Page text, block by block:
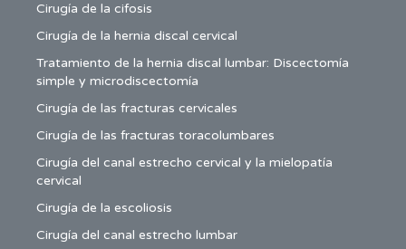
Cirugía de la cifosis
Cirugía de la hernia discal cervical
Tratamiento de la hernia discal lumbar: Discectomía
simple y microdiscectomía
Cirugía de las fracturas cervicales
Cirugía de las fracturas toracolumbares
Cirugía del canal estrecho cervical y la mielopatía
cervical
Cirugía de la escoliosis
Cirugía del canal estrecho lumbar